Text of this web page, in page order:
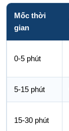
Mốc thời
gian
0-5 phút
5-15 phút
15-30 phút